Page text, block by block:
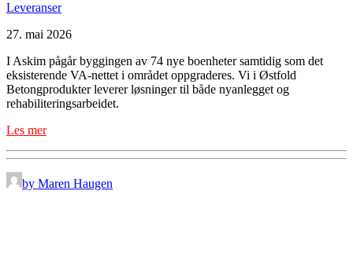
Leveranser
27. mai 2026
I Askim pågår byggingen av 74 nye boenheter samtidig som det
eksisterende VA-nettet i området oppgraderes. Vi i Østfold
Betongprodukter leverer løsninger til både nyanlegget og
rehabiliteringsarbeidet.
Les mer
by Maren Haugen